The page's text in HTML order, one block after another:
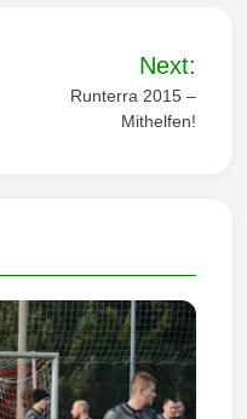
Next:
Runterra 2015 –
Mithelfen!